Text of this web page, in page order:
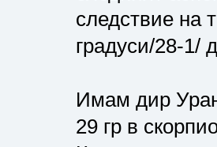
следствие на
градуси/28-1/
Имам дир
29 гр в